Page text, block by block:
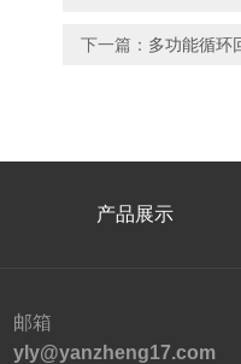
下一篇： 多功能循环
产品展示
邮箱
yly@yanzheng17.com